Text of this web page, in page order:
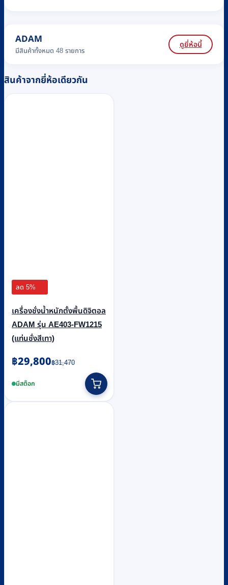
ADAM
มีสินค้าทั้งหมด 48 รายการ
ดูยี่ห้อนี้
สินค้าจากยี่ห้อเดียวกัน
ลด 5%
เครื่องชั่งน้ำหนักตั้งพื้นดิจิตอล
ADAM รุ่น AE403-FW1215
(แท่นชั่งสีเทา)
฿31,470
Original
price
was:
฿29,800
Current
price
is:มีสต็อก